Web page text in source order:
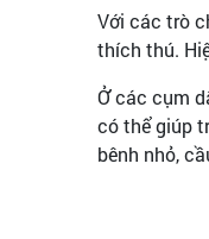
Với các trò
thích thú.
Ở các cụm
có thể giúp
bênh nhỏ,